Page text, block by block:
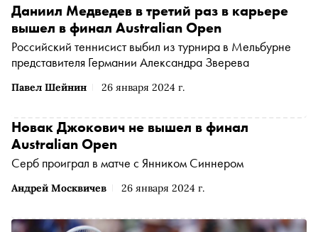
Павел Шейнин 26 января 2024 г.
Даниил Медведев в третий раз в карьере
вышел в финал Australian Open
Российский теннисист выбил из турнира в Мельбурне
представителя Германии Александра Зверева
Андрей Москвичев 26 января 2024 г.
Новак Джокович не вышел в финал
Australian Open
Серб проиграл в матче с Янником Синнером